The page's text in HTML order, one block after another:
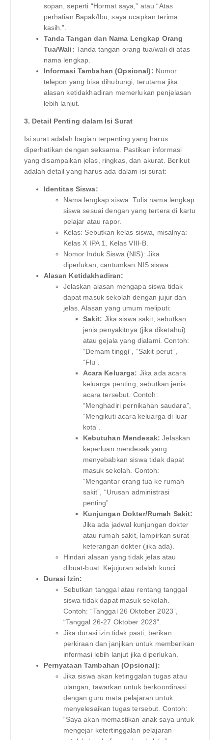
sopan, seperti “Hormat saya,” atau “Atas
perhatian Bapak/Ibu, saya ucapkan terima
kasih.”.
Tanda Tangan dan Nama Lengkap Orang
Tua/Wali: Tanda tangan orang tua/wali di atas
nama lengkap.
Informasi Tambahan (Opsional): Nomor
telepon yang bisa dihubungi, terutama jika
alasan ketidakhadiran memerlukan penjelasan
lebih lanjut.
3. Detail Penting dalam Isi Surat
Isi surat adalah bagian terpenting yang harus
diperhatikan dengan seksama. Pastikan informasi
yang disampaikan jelas, ringkas, dan akurat. Berikut
adalah detail yang harus ada dalam isi surat:
Identitas Siswa:
Nama lengkap siswa: Tulis nama lengkap
siswa sesuai dengan yang tertera di kartu
pelajar atau rapor.
Kelas: Sebutkan kelas siswa, misalnya:
Kelas X IPA 1, Kelas VIII-B.
Nomor Induk Siswa (NIS): Jika
diperlukan, cantumkan NIS siswa.
Alasan Ketidakhadiran:
Jelaskan alasan mengapa siswa tidak
dapat masuk sekolah dengan jujur dan
jelas. Alasan yang umum meliputi:
Sakit: Jika siswa sakit, sebutkan
jenis penyakitnya (jika diketahui)
atau gejala yang dialami. Contoh:
“Demam tinggi”, “Sakit perut”,
“Flu”.
Acara Keluarga: Jika ada acara
keluarga penting, sebutkan jenis
acara tersebut. Contoh:
“Menghadiri pernikahan saudara”,
“Mengikuti acara keluarga di luar
kota”.
Kebutuhan Mendesak: Jelaskan
keperluan mendesak yang
menyebabkan siswa tidak dapat
masuk sekolah. Contoh:
“Mengantar orang tua ke rumah
sakit”, “Urusan administrasi
penting”.
Kunjungan Dokter/Rumah Sakit:
Jika ada jadwal kunjungan dokter
atau rumah sakit, lampirkan surat
keterangan dokter (jika ada).
Hindari alasan yang tidak jelas atau
dibuat-buat. Kejujuran adalah kunci.
Durasi Izin:
Sebutkan tanggal atau rentang tanggal
siswa tidak dapat masuk sekolah.
Contoh: “Tanggal 26 Oktober 2023”,
“Tanggal 26-27 Oktober 2023”.
Jika durasi izin tidak pasti, berikan
perkiraan dan janjikan untuk memberikan
informasi lebih lanjut jika diperlukan.
Pernyataan Tambahan (Opsional):
Jika siswa akan ketinggalan tugas atau
ulangan, tawarkan untuk berkoordinasi
dengan guru mata pelajaran untuk
menyelesaikan tugas tersebut. Contoh:
“Saya akan memastikan anak saya untuk
mengejar ketertinggalan pelajaran